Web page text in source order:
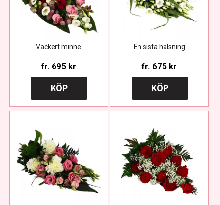
Vackert minne
fr. 695 kr
KÖP
En sista hälsning
fr. 675 kr
KÖP